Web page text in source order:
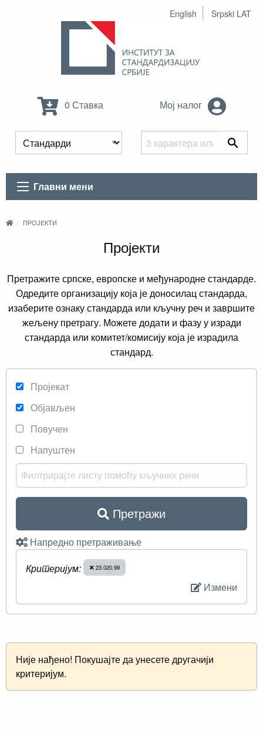
English Srpski LAT
0 Ставка Мој налог
Главни мени
ПРОЈЕКТИ
Пројекти
Претражите српске, европске и међународне стандарде.
Одредите организацију која је доносилац стандарда,
изаберите ознаку стандарда или кључну реч и завршите
жељену претрагу. Можете додати и фазу у изради
стандарда или комитет/комисију која је израдила
стандард.
Пројекат
Објављен
Повучен
Напуштен
Претражи
Напредно претраживање
Критеријум:
23.020.99
Измени
Није нађено! Покушајте да унесете другачији
критеријум.